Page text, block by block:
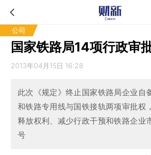
公司
国家铁路局14项行政审
2013年04月15日 16:28
此次《规定》终止国家铁路局企业自
和铁路专用线与国铁接轨两项审批权
释放权利、减少行政干预和铁路企业
号